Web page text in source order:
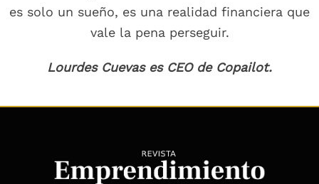
es solo un sueño, es una realidad financiera que
vale la pena perseguir.
Lourdes Cuevas es CEO de Copailot.